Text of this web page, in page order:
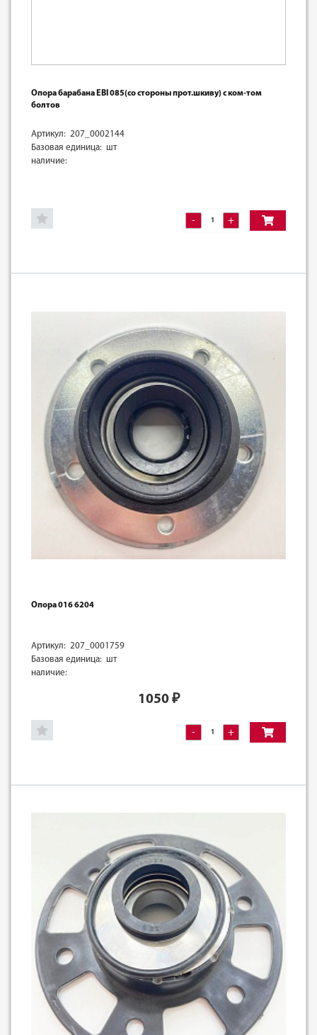
Опора барабана EBI 085(со стороны прот.шкиву) с ком-том
болтов
Артикул: 207_0002144
Базовая единица: шт
наличие:
- +
Опора 016 6204
Артикул: 207_0001759
Базовая единица: шт
наличие:
1050₽
- +